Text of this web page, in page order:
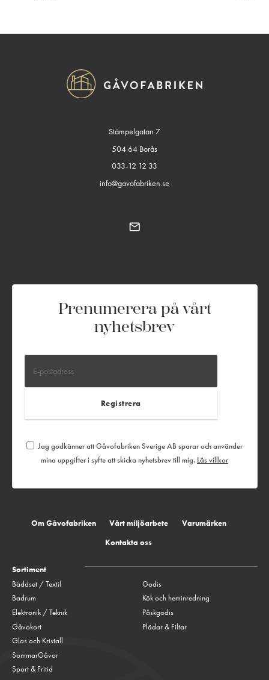
Stämpelgatan 7
504 64 Borås
033-12 12 33
info@gavofabriken.se
Prenumerera på vårt
nyhetsbrev
Jag godkänner att Gåvofabriken Sverige AB sparar och använder
mina uppgifter i syfte att skicka nyhetsbrev till mig. Läs villkor
Om Gåvofabriken Vårt miljöarbete
Varumärken
Kontakta oss
Sortiment
Bäddset / Textil
Badrum
Elektronik / Teknik
Gåvokort
Glas och Kristall
Godis
Kök och heminredning
Påskgodis
Plädar & Filtar
SommarGåvor
Sport & Fritid